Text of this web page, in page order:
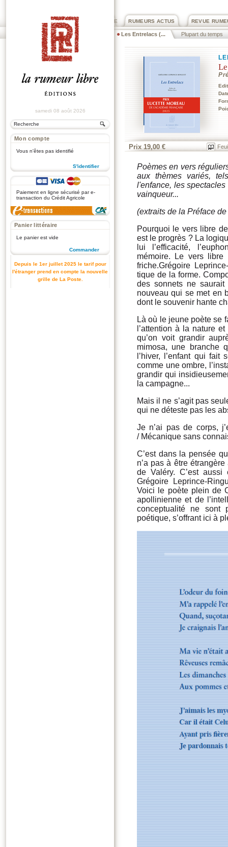
REVUE
RUMEURS ACTUS
PRIX ROGER DEXTRE
Les Entrelacs (... Plupart du temps
samedi 08 août 2026
Mon compte
Vous n'êtes pas identifié
S'identifier
Paiement en ligne sécurisé par e-
transaction du Crédit Agricole
Panier littéraire
Le panier est vide
Commander
Depuis le 1er juillet 2025 le tarif pour
l'étranger prend en compte la nouvelle
grille de La Poste.
Prix 19,00 €
Poèmes en vers
aux thèmes variés,
l'enfance, les
vainqueur...
(extraits de la Préface
Pourquoi le vers libre
est le progrès ? La
lui l’efficacité,
mémoire. Le vers
friche.Grégoire
tique de la forme.
des son­nets ne saurait
nouveau qui se met en
dont le souvenir hante
Là où le jeune poète se
l’attention à la nature
qu’on voit grandir
mimosa, une branche
l’hiver, l’enfant qui fait
comme une ombre,
grandir qui
la campagne...
Mais il ne s’agit pas
qui ne déteste pas les
Je n’ai pas de corps,
/ Mécanique sans
C’est dans la pensée
n’a pas à être
de Valéry. C’est aussi
Grégoire Leprince-
Voici le poète plein de
apollinienne et de
conceptualité ne sont
poétique, s’offrant ici à